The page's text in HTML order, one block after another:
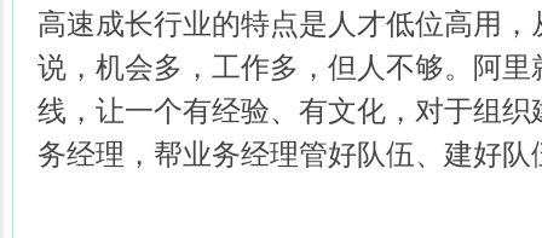
高速成长行业的特点是人才低位高用
说，机会多，工作多，但人不够。阿
线，让一个有经验、有文化，对于组
务经理，帮业务经理管好队伍、建好队